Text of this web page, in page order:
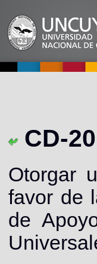
CD-
Otorgar
favor de
de